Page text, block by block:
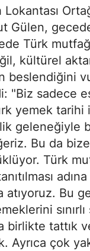
Lokantası
Gülen,
Türk
kültürel
beslendiğini
"Biz sadece
yemek tarihi
geleneğiyle
Bu da
Türk
atıyoruz. Bu
sınırlı
birlikte tattık
Ayrıca çok